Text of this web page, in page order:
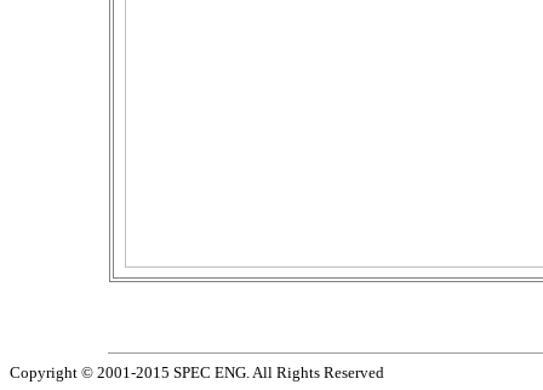
Copyright © 2001-2015 SPEC ENG. All Rights Reserved